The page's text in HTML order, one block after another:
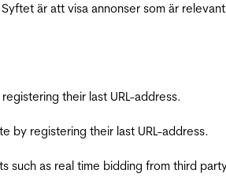
är att visa annonser som är
their last URL-address.
by registering their last URL-address.
such as real time bidding from third